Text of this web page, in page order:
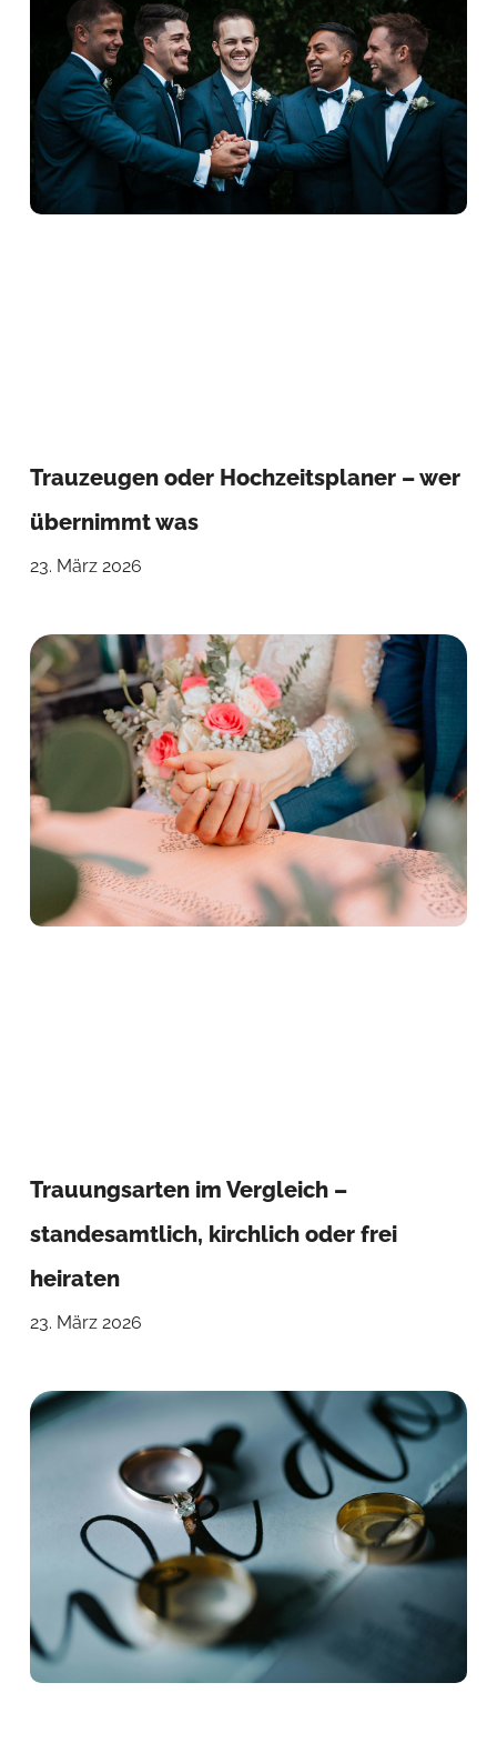
Trauzeugen oder Hochzeitsplaner – wer
übernimmt was
23. März 2026
Trauungsarten im Vergleich –
standesamtlich, kirchlich oder frei
heiraten
23. März 2026